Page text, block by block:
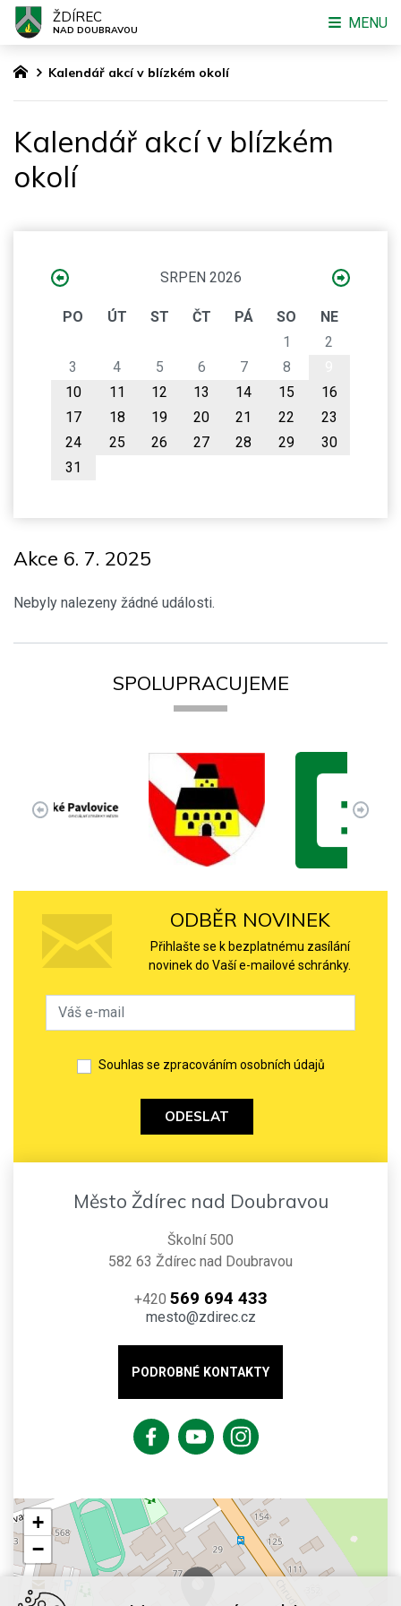
Kalendář akcí v blízkém okolí
Kalendář akcí v blízkém
okolí
SRPEN 2026
PO ÚT ST ČT PÁ SO
NE
1
2
3
4 5 6 7 8
10
11 12 13 14 15
16
17
18 19 20 21 22
23
24
25 26 27 28 29
30
31
Akce 6. 7. 2025
Nebyly nalezeny žádné události.
SPOLUPRACUJEME
ODBĚR NOVINEK
Přihlašte se k bezplatnému zasílání
novinek do Vaší e-mailové schránky.
Souhlas se zpracováním osobních údajů
ODESLAT
Město Ždírec nad Doubravou
Školní 500
582 63 Ždírec nad Doubravou
+420 569 694 433
mesto@zdirec.cz
PODROBNÉ KONTAKTY
+
−
ŽDÍREC
NAD DOUBRAVOU MENU